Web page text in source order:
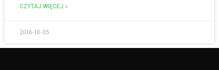
CZYTAJ WIĘCEJ »
2016-10-05